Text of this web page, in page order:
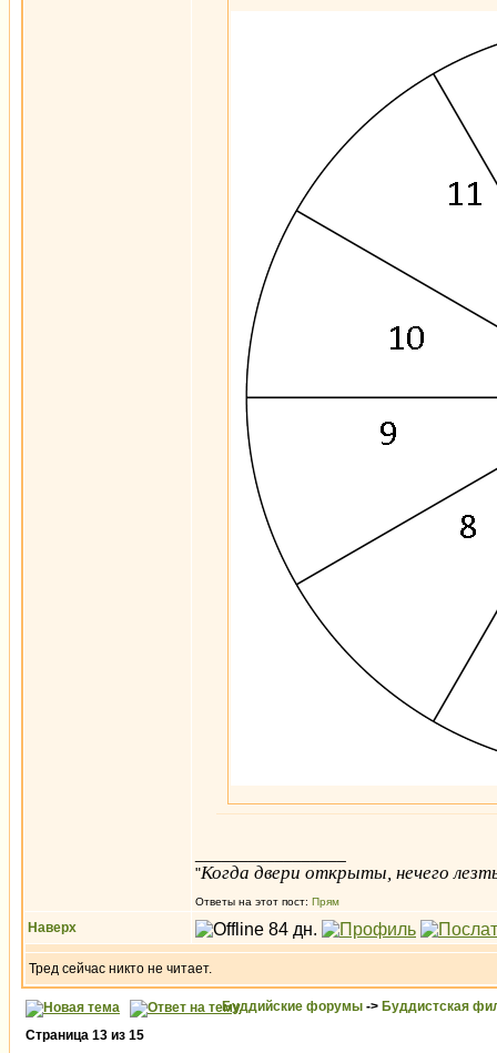
"Когда двери открыты, нечего
Ответы на этот пост: Прям
Наверх
Тред сейчас никто не читает.
Буддийские форумы -> Буддистская
Страница 13 из 15